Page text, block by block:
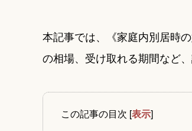
本記事では、《家庭内別居時
の相場、受け取れる期間など
この記事の目次 [表示]